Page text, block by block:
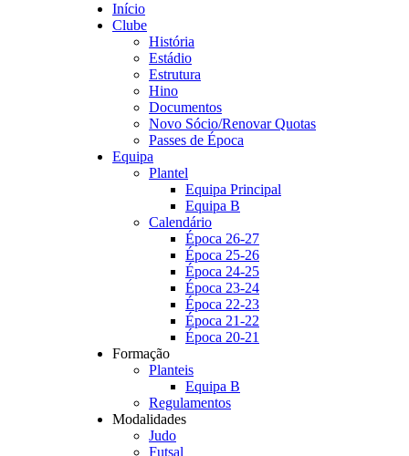
Início
Clube
História
Estádio
Estrutura
Hino
Documentos
Novo Sócio/Renovar Quotas
Passes de Época
Equipa
Plantel
Equipa Principal
Equipa B
Calendário
Época 26-27
Época 25-26
Época 24-25
Época 23-24
Época 22-23
Época 21-22
Época 20-21
Formação
Planteis
Equipa B
Regulamentos
Modalidades
Judo
Futsal